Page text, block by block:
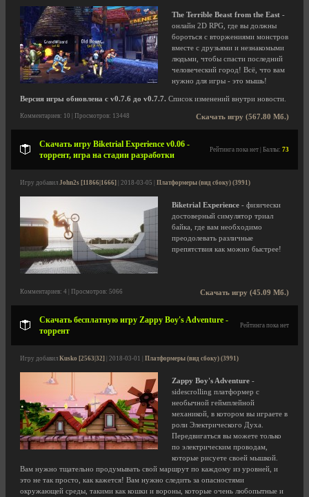
The Terrible Beast from the East -
онлайн 2D RPG, где вы должны
бороться с вторжениями монстров
вместе с друзьями и незнакомыми
людьми, чтобы спасти последний
человеческий город! Всё, что вам
нужно для игры - это мышь!
Версия игры обновлена с v0.7.6 до v0.7.7. Список изменений внутри новости.
Скачать игру (567.80 Мб.)
Комментариев: 10 | Просмотров: 13448
Скачать игру Biketrial Experience v0.06 -
торрент, игра на стадии разработки
Рейтинга пока нет | Баллы: 73
Игру добавил John2s [11866|1666] | 2018-03-05 | Платформеры (вид сбоку) (3991)
Biketrial Experience - физически
достоверный симулятор триал
байка, где вам необходимо
преодолевать различные
препятствия как можно быстрее!
Скачать игру (45.09 Мб.)
Комментариев: 4 | Просмотров: 5066
Скачать бесплатную игру Zappy Boy's Adventure -
торрент
Рейтинга пока нет
Игру добавил Kusko [2563|32] | 2018-03-01 | Платформеры (вид сбоку) (3991)
Zappy Boy's Adventure -
sidescrolling платформер с
необычной геймплейной
механикой, в котором вы играете в
роли Электрического Духа.
Передвигаться вы можете только
по электрическим проводам,
которые рисуете своей мышкой.
Вам нужно тщательно продумывать свой маршрут по каждому из уровней, и
это не так просто, как кажется! Вам нужно следить за опасностями
окружающей среды, такими как кошки и вороны, которые очень любопытные и